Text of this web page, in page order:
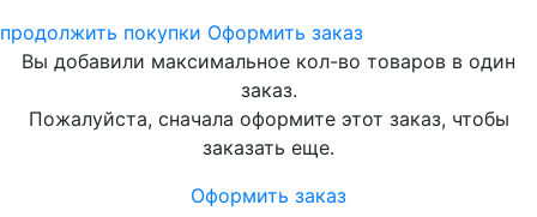
продолжить покупки Оформить заказ
Вы добавили максимальное кол-во товаров в один
заказ.
Пожалуйста, сначала оформите этот заказ, чтобы
заказать еще.
Оформить заказ